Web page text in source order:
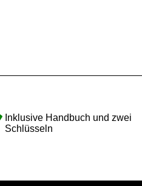
Inklusive Handbuch und zwei
Schlüsseln